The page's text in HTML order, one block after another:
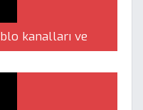
kanalları ve